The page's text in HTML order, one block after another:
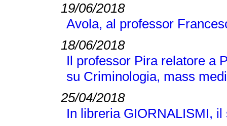
19/06/2018
Avola, al professor
18/06/2018
Il professor Pira relatore a
su Criminologia, mass
25/04/2018
In libreria GIORNALISMI,